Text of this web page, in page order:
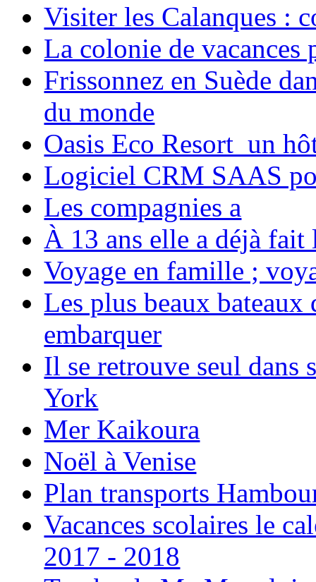
Visiter les Calanques :
La colonie de vacances
Frissonnez en Suède
du monde
Oasis Eco Resort un
Logiciel CRM SAAS
Les compagnies a
À 13 ans elle a déjà
Voyage en famille ;
Les plus beaux bateaux
embarquer
Il se retrouve seul dans
York
Mer Kaikoura
Noël à Venise
Plan transports
Vacances scolaires le
2017 - 2018